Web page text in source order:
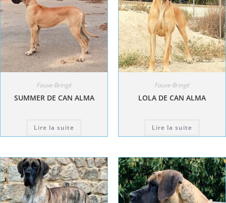
Fauve-Bringé
SUMMER DE CAN ALMA
Lire la suite
Fauve-Bringé
LOLA DE CAN ALMA
Lire la suite